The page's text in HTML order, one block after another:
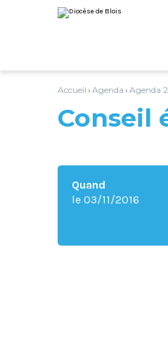
au
contenu.
personnels
Accueil › Agenda › Agenda
Conseil
Quand
le 03/11/2016